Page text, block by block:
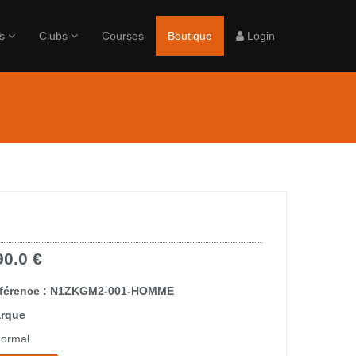
Clubs Courses Boutique Login
€
: N1ZKGM2-001-HOMME